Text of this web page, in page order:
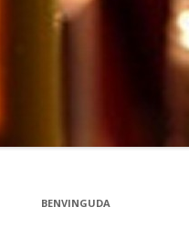
BENVINGUDA